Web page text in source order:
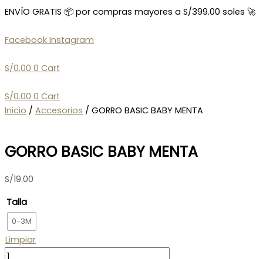
Ir
contenido
ENVÍO GRATIS 📦 por compras mayores a S/399.00 soles 🚀
Facebook Instagram
S/0.00 0 Cart
S/0.00 0 Cart
Inicio / Accesorios / GORRO BASIC BABY MENTA
GORRO BASIC BABY MENTA
S/19.00
Talla
0-3M
Limpiar
GORRO
BABY
cantidad
Search